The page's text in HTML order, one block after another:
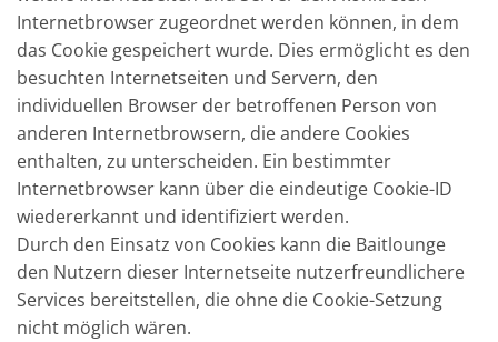
Internetbrowser zugeordnet werden können, in dem
das Cookie gespeichert wurde. Dies ermöglicht es den
besuchten Internetseiten und Servern, den
individuellen Browser der betroffenen Person von
anderen Internetbrowsern, die andere Cookies
enthalten, zu unterscheiden. Ein bestimmter
Internetbrowser kann über die eindeutige Cookie-ID
wiedererkannt und identifiziert werden.
Durch den Einsatz von Cookies kann die Baitlounge
den Nutzern dieser Internetseite nutzerfreundlichere
Services bereitstellen, die ohne die Cookie-Setzung
nicht möglich wären.